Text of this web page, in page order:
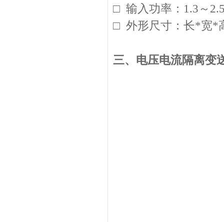
□ 输入功率：1.3～
□ 外形尺寸：长*宽*
三、 电压电流隔离变